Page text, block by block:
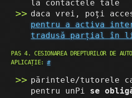
la contactele tale
daca vrei, poți
pentru a activa
tradusă parțial în
PAS 4. CESIONAREA DREPTURILOR DE
APLICAȚIE:#
părintele/tutorele
pentru unPi se